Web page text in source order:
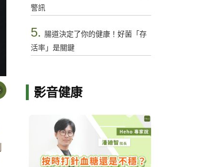
警訊
5. 腸道決定了你的健康！好菌「存
活率」是關鍵
影音健康